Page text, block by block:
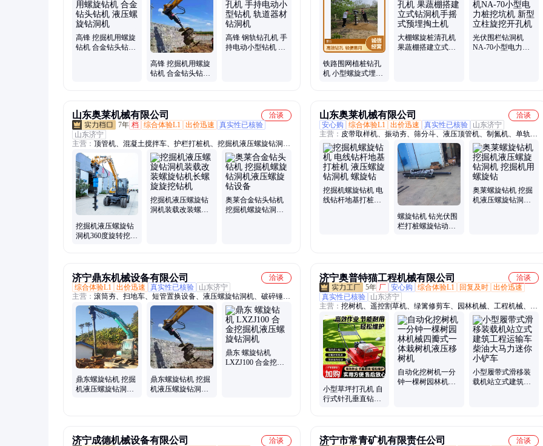
升降柱、双盘收光机、车载雾炮机、激光整平机、异物清理仪器、光
纤板切割机、轨道打孔设备、固定式射雾器、停车位划线机、不锈钢
升降路桩、双速座驾抹平机
高锋 挖掘机用螺旋
钻机 合金钻头钻机
高锋 挖掘机用螺旋
钻机 合金钻头钻机
高锋 钢轨钻孔机 手
持电动小型钻机 轨
螺旋打孔机、光伏打洞机、边坡支护钻孔机、小型打桩机、防汛打桩
机、护栏钻孔机、护栏打桩机、潜孔钻机、光伏打孔机、光伏围栏打
孔机、光伏清孔机、小蜜蜂钻孔机、打桩钻孔机
铁路围网植桩钻孔
机 小型螺旋式埋桩
大棚螺旋桩清孔机
果蔬棚搭建立式钻
光伏围栏钻洞机
NA-70小型电力桩
山东奥莱机械有限公司
洽谈
7年 档 综合体验L1 出价迅速
真实性已核验
山东济宁
主营： 顶管机、混凝土搅拌车、护栏打桩机、挖掘机液压螺旋钻洞
机、工字钢冷弯机、自动上料搅拌车、螺旋筋成形机、钢筋焊网机、
等离子切割机、挖机贝型斗、抓木机、混凝土输送泵、螺旋钻机、破
碎锤、劈裂机、绳锯机、随车挖、激光整平机、混凝土摊铺机、电动
玻璃吸盘、生物质燃烧机、自动排焊机、焊网机、激光切割机、制氮
机、扫地车
挖掘机液压螺旋钻
洞机360度旋转挖土
挖掘机液压螺旋钻
洞机装载改装螺旋
奥莱合金钻头钻机
挖掘机螺旋钻洞机
山东奥莱机械有限公司
洽谈
安心购
综合体验L1 出价迅速 真实性已核验
山东济宁
主营： 皮带取样机、振动夯、筛分斗、液压顶管机、制氮机、单轨运
输车、激光切割机、沥青拌合机、挖机清淤泵、相贯线切割机、电磁
吸盘、滑移装载机、蒸汽养护机、升降柱、扫地车、混凝土输送泵、
热熔划线机、液压扳手、皮带硫化机、挖机加长臂、破碎锤、避障式
割草机、隧道凿毛机、护栏清洗机、马路吹风机
挖掘机螺旋钻机 电
线钻杆地基打桩机
螺旋钻机 钻光伏围
栏打桩螺旋钻动力
奥莱螺旋钻机 挖掘
机液压螺旋钻洞机
济宁鼎东机械设备有限公司
洽谈
综合体验L1 出价迅速 真实性已核验
山东济宁
主营： 滚筒夯、扫地车、短管置换设备、液压螺旋钻洞机、破碎锤、
锚索切割机、破冰机、液压剪、等离子切割机、劈裂机、岩石锯、板
换夹紧器、焊网机、顶管机、皮带取样机、生物质燃烧机、喷砂机、
激光除锈机、制氮机、装载机扫路车、马路吹风机、铣挖机、污水处
理设备、洗车机、截桩机、轨道运输车
鼎东螺旋钻机 挖掘
机液压螺旋钻洞机
鼎东螺旋钻机 挖掘
机液压螺旋钻洞机
鼎东 螺旋钻机
LXZJ100 合金挖掘
济宁奥普特猫工程机械有限公司
洽谈
5年 厂 安心购 综合体验L1 回复及时 出价迅速
真实性已核验
山东济宁
主营： 挖树机、遥控割草机、绿篱修剪车、园林机械、工程机械、建
筑机械、矿山机械、农业机械
小型草坪打孔机 自
行式针孔垂直钻眼
自动化挖树机一分
钟一棵树园林机械
小型履带式滑移装
载机站立式建筑工
济宁成德机械设备有限公司
洽谈
济宁市常青矿机有限责任公司
洽谈